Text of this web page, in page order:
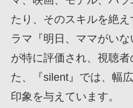
たり、そのスキルを絶
ラマ『明日、ママがい
が特に評価され、視聴
た、『silent』では、幅
印象を与えています。